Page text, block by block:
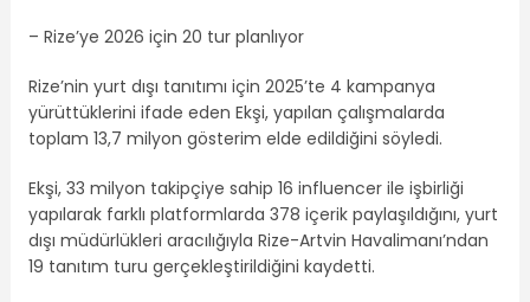
– Rize’ye 2026 için 20 tur planlıyor
Rize’nin yurt dışı tanıtımı için 2025’te 4 kampanya
yürüttüklerini ifade eden Ekşi, yapılan çalışmalarda
toplam 13,7 milyon gösterim elde edildiğini söyledi.
Ekşi, 33 milyon takipçiye sahip 16 influencer ile işbirliği
yapılarak farklı platformlarda 378 içerik paylaşıldığını, yurt
dışı müdürlükleri aracılığıyla Rize-Artvin Havalimanı’ndan
19 tanıtım turu gerçekleştirildiğini kaydetti.